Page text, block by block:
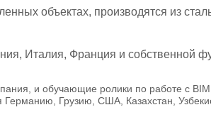
объектах, производятся из
Италия, Франция и собственной
и обучающие ролики по работе с BIM.
Грузию, США, Казахстан,